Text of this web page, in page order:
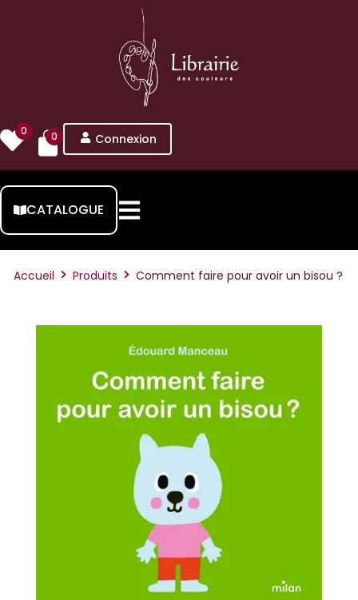
0 0 Connexion
CATALOGUE
Accueil Produits Comment faire pour avoir un bisou ?